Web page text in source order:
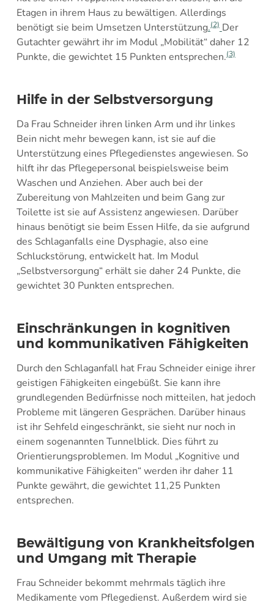
Etagen in ihrem Haus zu bewältigen. Allerdings
benötigt sie beim Umsetzen Unterstützung.(2) Der
Gutachter gewährt ihr im Modul „Mobilität“ daher 12
Punkte, die gewichtet 15 Punkten entsprechen.(3)
Hilfe in der Selbstversorgung
Da Frau Schneider ihren linken Arm und ihr linkes
Bein nicht mehr bewegen kann, ist sie auf die
Unterstützung eines Pflegedienstes angewiesen. So
hilft ihr das Pflegepersonal beispielsweise beim
Waschen und Anziehen. Aber auch bei der
Zubereitung von Mahlzeiten und beim Gang zur
Toilette ist sie auf Assistenz angewiesen. Darüber
hinaus benötigt sie beim Essen Hilfe, da sie aufgrund
des Schlaganfalls eine Dysphagie, also eine
Schluckstörung, entwickelt hat. Im Modul
„Selbstversorgung“ erhält sie daher 24 Punkte, die
gewichtet 30 Punkten entsprechen.
Einschränkungen in kognitiven
und kommunikativen Fähigkeiten
Durch den Schlaganfall hat Frau Schneider einige ihrer
geistigen Fähigkeiten eingebüßt. Sie kann ihre
grundlegenden Bedürfnisse noch mitteilen, hat jedoch
Probleme mit längeren Gesprächen. Darüber hinaus
ist ihr Sehfeld eingeschränkt, sie sieht nur noch in
einem sogenannten Tunnelblick. Dies führt zu
Orientierungsproblemen. Im Modul „Kognitive und
kommunikative Fähigkeiten“ werden ihr daher 11
Punkte gewährt, die gewichtet 11,25 Punkten
entsprechen.
Bewältigung von Krankheitsfolgen
und Umgang mit Therapie
Frau Schneider bekommt mehrmals täglich ihre
Medikamente vom Pflegedienst. Außerdem wird sie